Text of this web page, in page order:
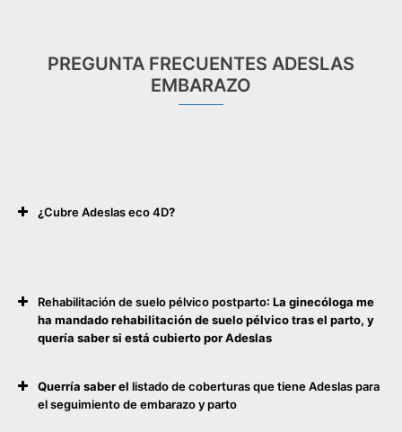
PREGUNTA FRECUENTES ADESLAS
EMBARAZO
¿Cubre Adeslas eco 4D?
Rehabilitación de suelo pélvico postparto: La ginecóloga me
ha mandado rehabilitación de suelo pélvico tras el parto, y
quería saber si está cubierto por Adeslas
Querría saber el listado de coberturas que tiene Adeslas para
el seguimiento de embarazo y parto